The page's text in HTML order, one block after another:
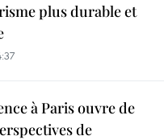
plus durable et
à Paris ouvre de
de